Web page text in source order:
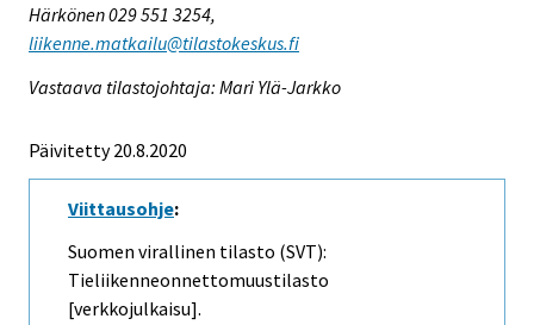
Härkönen 029 551 3254,
liikenne.matkailu@tilastokeskus.fi
Vastaava tilastojohtaja: Mari Ylä-Jarkko
Päivitetty 20.8.2020
Viittausohje:
Suomen virallinen tilasto (SVT):
Tieliikenneonnettomuustilasto
[verkkojulkaisu].